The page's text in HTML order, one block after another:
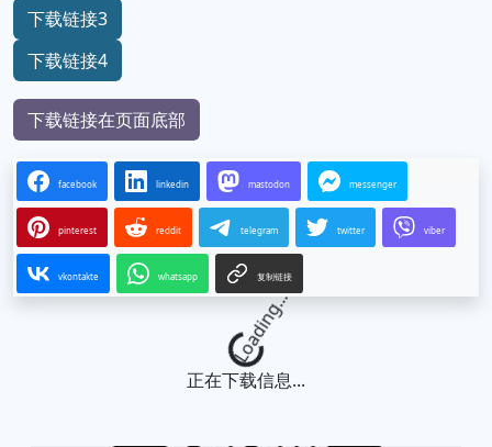
下载链接3
下载链接4
下载链接在页面底部
facebook linkedin mastodon messenger
pinterest reddit telegram twitter viber
vkontakte whatsapp 复制链接
Loading...
正在下载信息...